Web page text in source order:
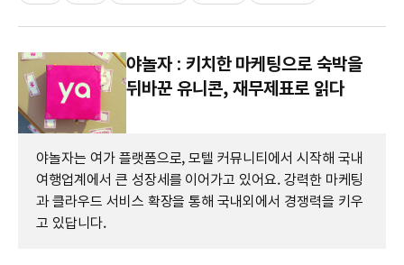
야놀자 : 키치한 마케팅으로 숙박을
뒤바꾼 유니콘, 재무제표로 읽다
야놀자는 여가 플랫폼으로, 모텔 커뮤니티에서 시작해 국내
여행업계에서 큰 성장세를 이어가고 있어요. 강력한 마케팅
과 클라우드 서비스 확장을 통해 국내외에서 경쟁력을 키우
고 있답니다.